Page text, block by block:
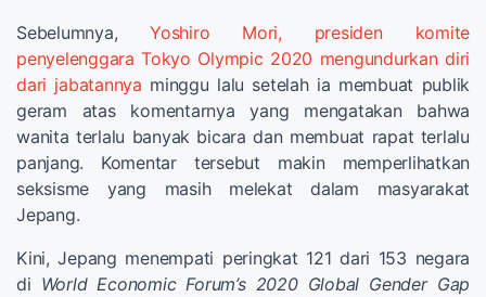
Sebelumnya,Yoshiro Mori, presiden komite
penyelenggara Tokyo Olympic 2020 mengundurkan diri
dari jabatannya minggu lalu setelah ia membuat publik
geram atas komentarnya yang mengatakan bahwa
wanita terlalu banyak bicara dan membuat rapat terlalu
panjang. Komentar tersebut makin memperlihatkan
seksisme yang masih melekat dalam masyarakat
Jepang.
Kini, Jepang menempati peringkat 121 dari 153 negara
di World Economic Forum’s 2020 Global Gender Gap